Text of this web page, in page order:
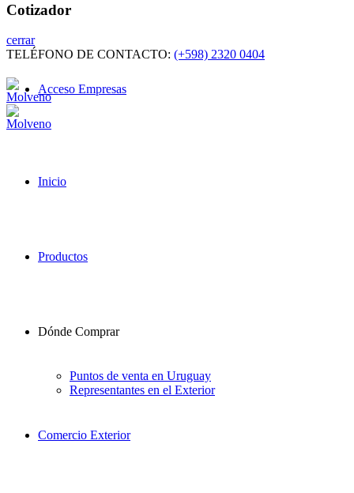
Cotizador
cerrar
TELÉFONO DE CONTACTO: (+598) 2320 0404
Acceso Empresas
Inicio
Productos
Dónde Comprar
Puntos de venta en Uruguay
Representantes en el Exterior
Comercio Exterior